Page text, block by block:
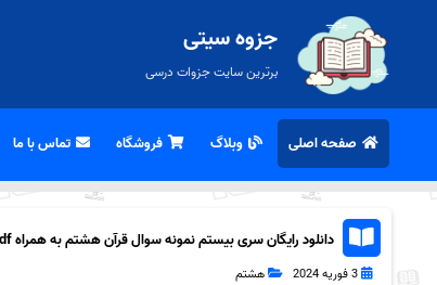
جزوه سیتی
برترین سایت جزوات درسی
صفحه اصلی وبلاگ فروشگاه تماس با ما
دانلود رایگان سری بیستم نمونه سوال قرآن هشتم به همراه pdf
3 فوریه 2024 هشتم